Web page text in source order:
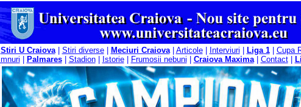
Stiri U Craiova| Stiri diverse| Meciuri Craiova| Articole| Interviuri Liga 1| Cupa
Imnuri Palmares| Stadion| Istorie| Frumosii nebuni Craiova Maxima| Contact|